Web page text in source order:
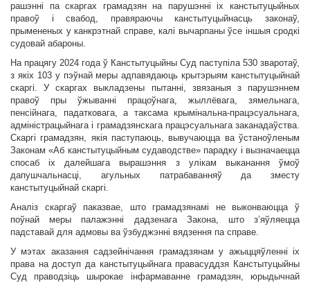
рашэнні па скаргах грамадзян на парушэнні іх канстытуцыйных
правоў і свабод, правяраючы канстытуцыйнасць законаў,
прымененых у канкрэтнай справе, калі вычарпаны ўсе іншыя сродкі
судовай абароны.
На працягу 2024 года ў Канстытуцыйны Суд паступіла 530 зваротаў,
з якіх 103 у пэўнай меры адпавядаюць крытэрыям канстытуцыйнай
скаргі. У скаргах выкладзены пытанні, звязаныя з парушэннем
правоў пры ўжыванні працоўнага, жыллёвага, зямельнага,
пенсійнага, падатковага, а таксама крымінальна-працэсуальнага,
адміністрацыйнага і грамадзянскага працэсуальнага заканадаўства.
Скаргі грамадзян, якія паступаюць, вывучаюцца ва ўстаноўленым
Законам «Аб канстытуцыйным судаводстве» парадку і вызначаецца
спосаб іх далейшага вырашэння з улікам выканання ўмоў
дапушчальнасці, агульных патрабаванняў да зместу
канстытуцыйнай скаргі.
Аналіз скаргаў паказвае, што грамадзянамі не выконваюцца ў
поўнай меры палажэнні дадзенага Закона, што з’яўляецца
падставай для адмовы ва ўзбуджэнні вядзення па справе.
У мэтах аказання садзейнічання грамадзянам у ажыццяўленні іх
права на доступ да канстытуцыйнага правасуддзя Канстытуцыйны
Суд праводзіць шырокае інфармаванне грамадзян, юрыдычнай